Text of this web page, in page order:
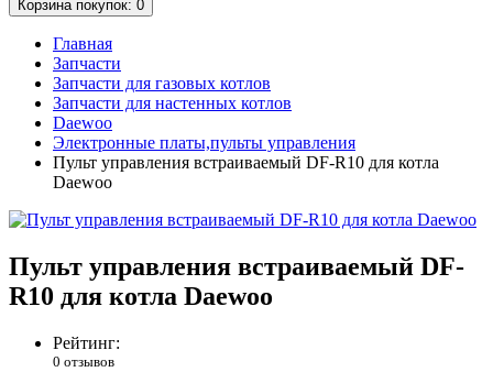
Корзинапокупок: 0
Главная
Запчасти
Запчасти для газовых котлов
Запчасти для настенных котлов
Daewoo
Электронные платы,пульты управления
Пульт управления встраиваемый DF-R10 для котла
Daewoo
Пульт управления встраиваемый DF-
R10 для котла Daewoo
Рейтинг:
0 отзывов